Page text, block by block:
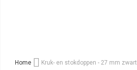
Home Kruk- en stokdoppen - 27 mm zwart